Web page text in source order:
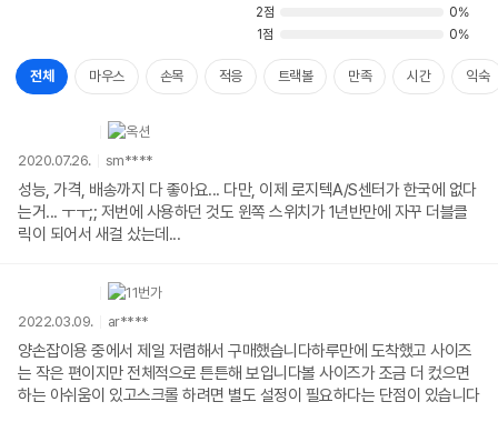
2점
0%
1점
0%
전체 마우스 손목 적응 트랙볼 만족 시간 익숙
2020.07.26. sm****
성능, 가격, 배송까지 다 좋아요... 다만, 이제 로지텍A/S센터가 한국에 없다
는거... ㅜㅜ;; 저번에 사용하던 것도 윈쪽 스위치가 1년반만에 자꾸 더블클
릭이 되어서 새걸 샀는데...
2022.03.09. ar****
양손잡이용 중에서 제일 저렴해서 구매했습니다하루만에 도착했고 사이즈
는 작은 편이지만 전체적으로 튼튼해 보입니다볼 사이즈가 조금 더 컸으면
하는 아쉬움이 있고스크롤 하려면 별도 설정이 필요하다는 단점이 있습니다